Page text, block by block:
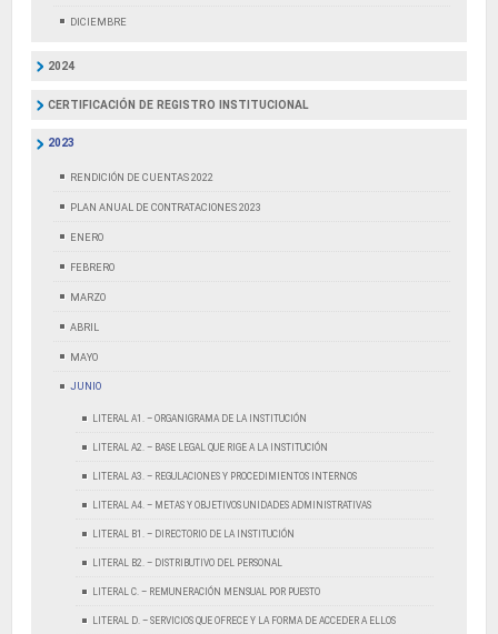
DICIEMBRE
2024
CERTIFICACIÓN DE REGISTRO INSTITUCIONAL
2023
RENDICIÓN DE CUENTAS 2022
PLAN ANUAL DE CONTRATACIONES 2023
ENERO
FEBRERO
MARZO
ABRIL
MAYO
JUNIO
LITERAL A1. – ORGANIGRAMA DE LA INSTITUCIÓN
LITERAL A2. – BASE LEGAL QUE RIGE A LA INSTITUCIÓN
LITERAL A3. – REGULACIONES Y PROCEDIMIENTOS INTERNOS
LITERAL A4. – METAS Y OBJETIVOS UNIDADES ADMINISTRATIVAS
LITERAL B1. – DIRECTORIO DE LA INSTITUCIÓN
LITERAL B2. – DISTRIBUTIVO DEL PERSONAL
LITERAL C. – REMUNERACIÓN MENSUAL POR PUESTO
LITERAL D. – SERVICIOS QUE OFRECE Y LA FORMA DE ACCEDER A ELLOS